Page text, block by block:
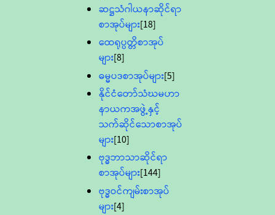
ဆဋ္ဌသံဂါယနာဆိုင်ရာ
စာအုပ်များ[18]
ထေရုပ္ပတ္တိစာအုပ်
များ[8]
ဓမ္မပဒစာအုပ်များ[5]
နိုင်ငံတော်သံဃမဟာ
နာယကအဖွဲ့နှင့်
သက်ဆိုင်သောစာအုပ်
များ[10]
ဗုဒ္ဓဘာသာဆိုင်ရာ
စာအုပ်များ[144]
ဗုဒ္ဓဝင်ကျမ်းစာအုပ်
များ[4]